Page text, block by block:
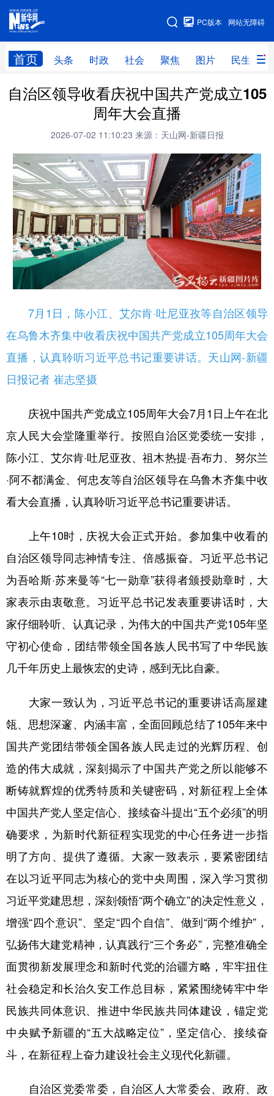
网站无障碍
PC版本
首页 头条 时政 社会 聚焦 图片 民生
网站地图
头条 时政 社会 聚焦
民生 访谈
服务
云游新疆 云端悦读 云看书画 光影新疆
人事频道 融媒体联播 廉政频道 新华视角看新疆
地方频道
北京 天津 河北
浙江 安徽 福建 江西
广东
陕西 甘肃 青海 宁夏
多语种频道
Deutsch Português
自治区领导收看庆祝中国共产党成立105
周年大会直播
2026-07-02 11:10:23 来源：天山网-新疆日报
7月1日，陈小江、艾尔肯·吐尼亚孜等自治区领导
在乌鲁木齐集中收看庆祝中国共产党成立105周年大会
直播，认真聆听习近平总书记重要讲话。天山网-新疆
日报记者 崔志坚摄
庆祝中国共产党成立105周年大会7月1日上午在北
京人民大会堂隆重举行。按照自治区党委统一安排，
陈小江、艾尔肯·吐尼亚孜、祖木热提·吾布力、努尔兰
·阿不都满金、何忠友等自治区领导在乌鲁木齐集中收
看大会直播，认真聆听习近平总书记重要讲话。
上午10时，庆祝大会正式开始。参加集中收看的
自治区领导同志神情专注、倍感振奋。习近平总书记
为吾哈斯·苏来曼等“七一勋章”获得者颁授勋章时，大
家表示由衷敬意。习近平总书记发表重要讲话时，大
家仔细聆听、认真记录，为伟大的中国共产党105年坚
守初心使命，团结带领全国各族人民书写了中华民族
几千年历史上最恢宏的史诗，感到无比自豪。
大家一致认为，习近平总书记的重要讲话高屋建
瓴、思想深邃、内涵丰富，全面回顾总结了105年来中
国共产党团结带领全国各族人民走过的光辉历程、创
造的伟大成就，深刻揭示了中国共产党之所以能够不
断铸就辉煌的优秀特质和关键密码，对新征程上全体
中国共产党人坚定信心、接续奋斗提出“五个必须”的明
确要求，为新时代新征程实现党的中心任务进一步指
明了方向、提供了遵循。大家一致表示，要紧密团结
在以习近平同志为核心的党中央周围，深入学习贯彻
习近平党建思想，深刻领悟“两个确立”的决定性意义，
增强“四个意识”、坚定“四个自信”、做到“两个维护”，
弘扬伟大建党精神，认真践行“三个务必”，完整准确全
面贯彻新发展理念和新时代党的治疆方略，牢牢扭住
社会稳定和长治久安工作总目标，紧紧围绕铸牢中华
民族共同体意识、推进中华民族共同体建设，锚定党
中央赋予新疆的“五大战略定位”，坚定信心、接续奋
斗，在新征程上奋力建设社会主义现代化新疆。
自治区党委常委，自治区人大常委会、政府、政